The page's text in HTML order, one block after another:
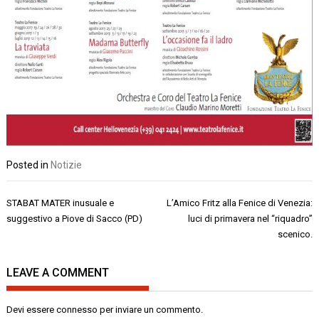
Posted in Notizie
Navigazione
articoli
STABAT MATER inusuale e
suggestivo a Piove di Sacco (PD)
L’Amico Fritz alla Fenice di Venezia:
luci di primavera nel “riquadro”
scenico.
LEAVE A COMMENT
Devi essereconnesso per inviare un commento.